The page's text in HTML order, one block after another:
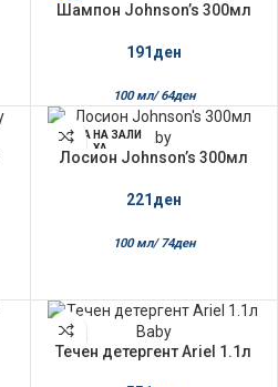
Шампон Johnson’s 300мл
191ден
100 мл/ 64ден
НЕМА НА ЗАЛИ
ХА
Лосион Johnson’s 300мл
221ден
100 мл/ 74ден
Течен детергент Ariel 1.1л